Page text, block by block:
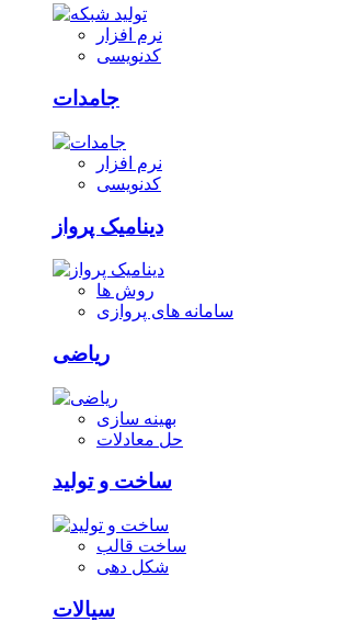
نرم افزار
کدنویسی
جامدات
نرم افزار
کدنویسی
دینامیک پرواز
روش ها
سامانه های پروازی
ریاضی
بهینه سازی
حل معادلات
ساخت و تولید
ساخت قالب
شکل دهی
سیالات